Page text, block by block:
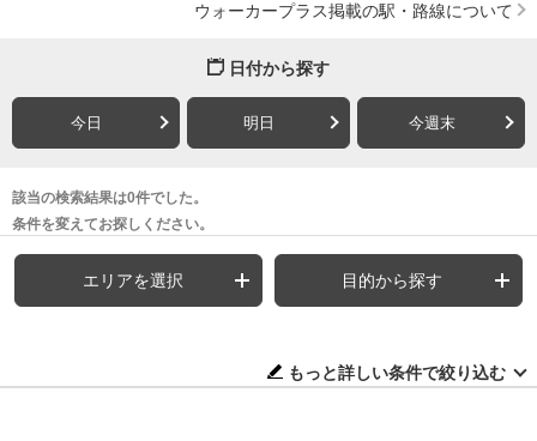
ウォーカープラス掲載の駅・路線について
日付から探す
今日 明日 今週末
該当の検索結果は0件でした。
条件を変えてお探しください。
エリアを選択 目的から探す
もっと詳しい条件で絞り込む